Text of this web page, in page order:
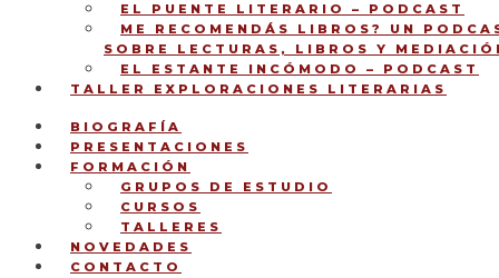
EL PUENTE LITERARIO – PODCAST
ME RECOMENDÁS LIBROS? UN
SOBRE LECTURAS, LIBROS Y
EL ESTANTE INCÓMODO – PODCAST
TALLER EXPLORACIONES LITERARIAS
BIOGRAFÍA
PRESENTACIONES
FORMACIÓN
GRUPOS DE ESTUDIO
CURSOS
TALLERES
NOVEDADES
CONTACTO